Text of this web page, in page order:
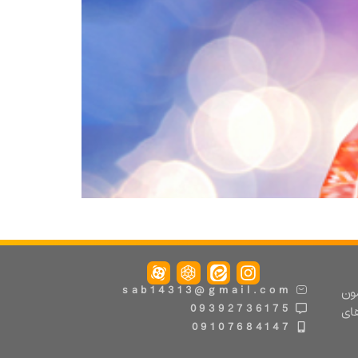
sab14313@gmail.com
09392736175
09107684147